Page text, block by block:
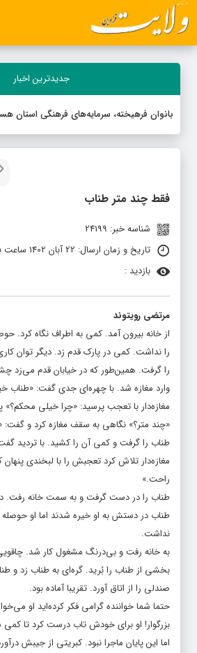
جدیدترین اخبار
بانوان فرهیخته، سرمایه‌های فرهنگی استان
فقط چند متر طناب
شناسه خبر: 24199
تاریخ و زمان ارسال: 22 آبان 1402 ساعت 07:45
بازدید :
مرتضی رویتوند
از خانه بیرون آمد. کمی به اطراف نگاه
را نداشت. کمی در پارک قدم زد. دیگر توان
را گرفت. همین‌طور که در خیابان قدم می‌زد
وارد مغازه شد. با چهره‌ای جدی گفت: «طناب
مغازه‌دار با تعجب پرسید: «چرا خیلی محکم؟»
«چند متر؟» نگاهی به سقف مغازه کرد و گفت:
طناب را گرفت و کمی آن را کشید. با تردید
مغازه‌دار تلاش کرد تعجبش را با لبخندی پنهان
راحت.»
طناب را در دست گرفت و به سمت خانه رفت.
طناب در دستش به او خیره شدند اما او حوصله
نداشت.
به خانه رفت و بی‌درنگ مشغول کار شد.
بخشی از طناب را بُرید. گره‌ای به طناب زد و
صندلی را از اتاق آورد. تقریبا آماده بود.
حتما شما خواننده گرامی فکر کرده‌اید او
بزرگوار! او برای خودش تاب درست کرد تا
اما این پایان ماجرا نبود. کبریتی از جیبش